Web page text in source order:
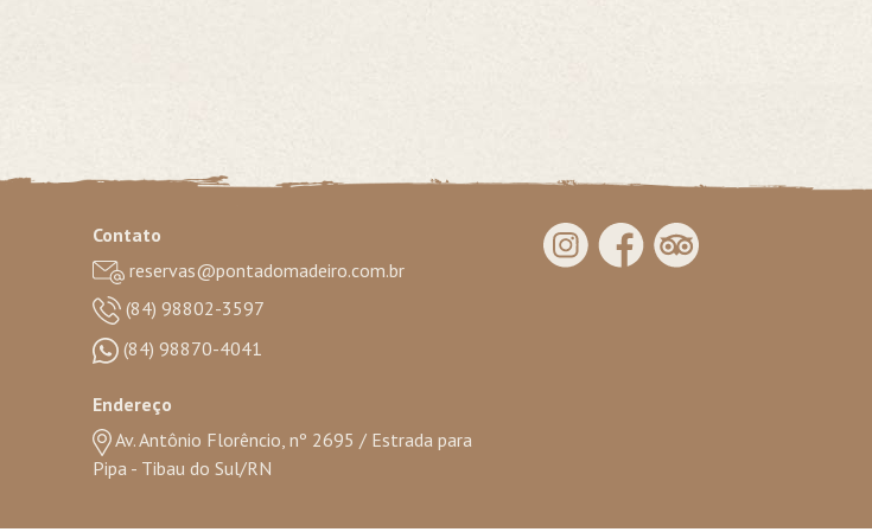
Contato
reservas@pontadomadeiro.com.br
(84) 98802-3597
(84) 98870-4041
Endereço
Av. Antônio Florêncio, nº 2695 / Estrada para
Pipa - Tibau do Sul/RN